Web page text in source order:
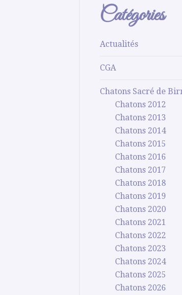
Catégories
Actualités
CGA
Chatons Sacré de
Chatons 2012
Chatons 2013
Chatons 2014
Chatons 2015
Chatons 2016
Chatons 2017
Chatons 2018
Chatons 2019
Chatons 2020
Chatons 2021
Chatons 2022
Chatons 2023
Chatons 2024
Chatons 2025
Chatons 2026